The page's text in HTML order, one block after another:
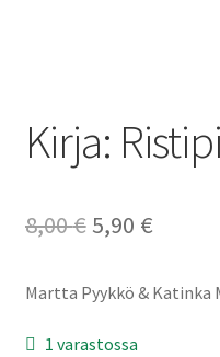
Kirja:
8,00€ Alkuperäinen
oli:
8,00 €.
5,90 €
on:
Martta Pyykkö &
1 varastossa